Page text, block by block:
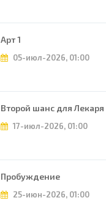
Арт 1
05-июл-2026, 01:00
Второй шанс для Лекаря
17-июл-2026, 01:00
Пробуждение
25-июн-2026, 01:00